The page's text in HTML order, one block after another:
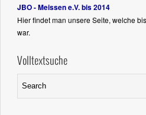
JBO - Meissen e.V. bis 2014
Hier findet man unsere Seite, welche
war.
Volltextsuche